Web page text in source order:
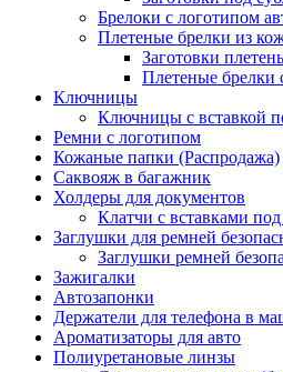
Брелоки с логотипом
Плетеные брелки из
Заготовки
Плетеные брелки
Ключницы
Ключницы с вставкой
Ремни с логотипом
Кожаные папки (Распродажа)
Саквояж в багажник
Холдеры для документов
Клатчи с вставками
Заглушки для ремней
Заглушки ремней
Зажигалки
Автозапонки
Держатели для телефона в
Ароматизаторы для авто
Полиуретановые линзы